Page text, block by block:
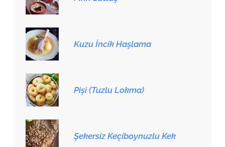
Kuzu İncik Haşlama
Pişi (Tuzlu Lokma)
Şekersiz Keçiboynuzlu Kek